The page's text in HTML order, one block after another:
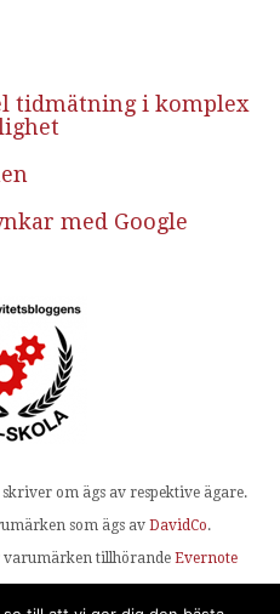
tidmätning i komplex
med Google
om ägs av respektive ägare.
som ägs av DavidCo.
varumärken tillhörande Evernote